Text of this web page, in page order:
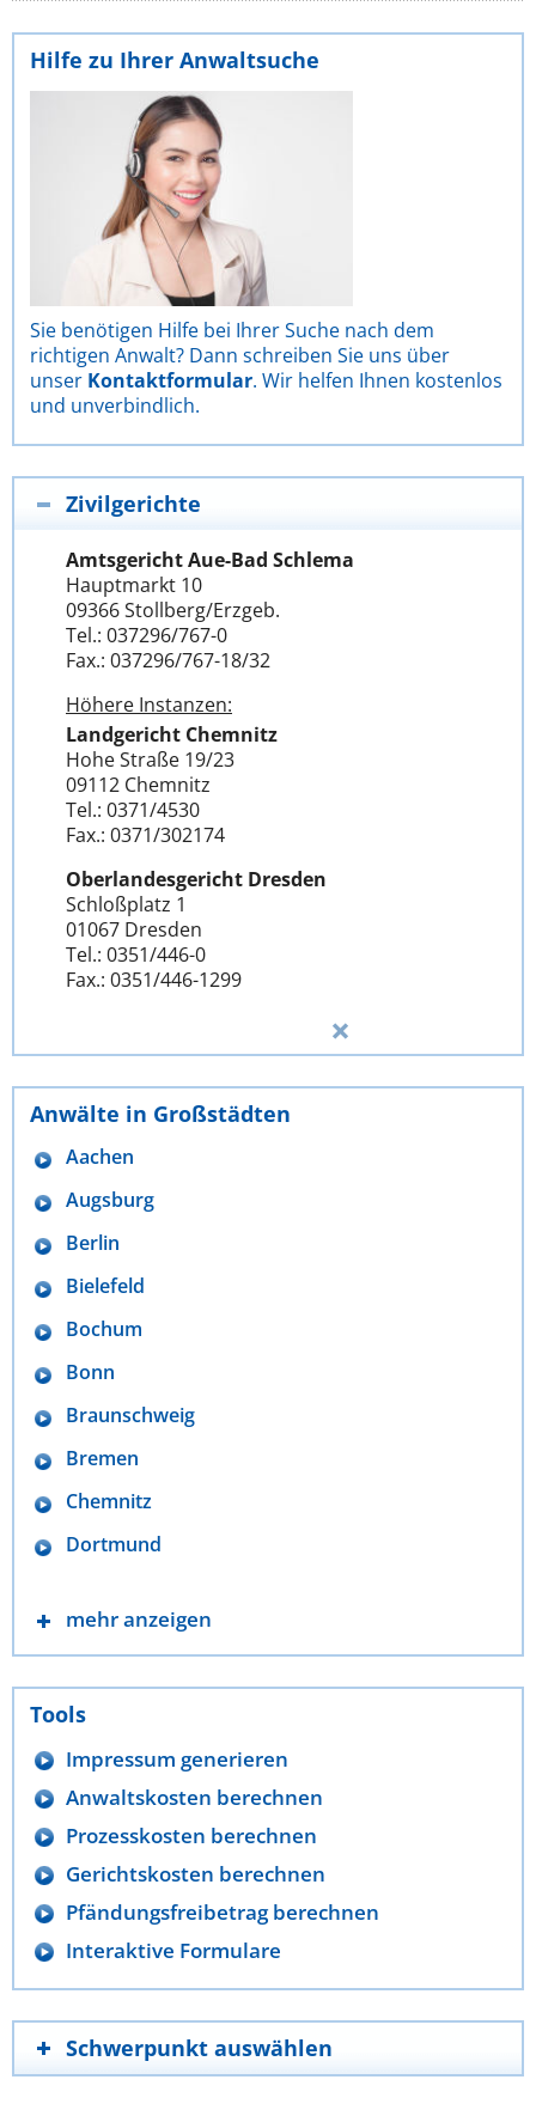
Hilfe zu Ihrer Anwaltsuche
Sie benötigen Hilfe bei Ihrer Suche nach dem
richtigen Anwalt? Dann schreiben Sie uns über
unser Kontaktformular. Wir helfen Ihnen kostenlos
und unverbindlich.
Zivilgerichte
Amtsgericht Aue-Bad Schlema
Hauptmarkt 10
09366 Stollberg/Erzgeb.
Tel.: 037296/767-0
Fax.: 037296/767-18/32
Höhere Instanzen:
Landgericht Chemnitz
Hohe Straße 19/23
09112 Chemnitz
Tel.: 0371/4530
Fax.: 0371/302174
Oberlandesgericht Dresden
Schloßplatz 1
01067 Dresden
Tel.: 0351/446-0
Fax.: 0351/446-1299
Anwälte in Großstädten
Aachen
Augsburg
Berlin
Bielefeld
Bochum
Bonn
Braunschweig
Bremen
Chemnitz
Dortmund
mehr anzeigen
Tools
Impressum generieren
Anwaltskosten berechnen
Prozesskosten berechnen
Gerichtskosten berechnen
Pfändungsfreibetrag berechnen
Interaktive Formulare
Schwerpunkt auswählen